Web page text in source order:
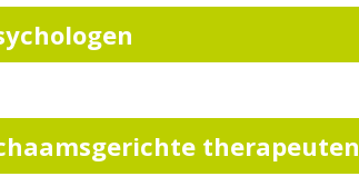
therapeuten